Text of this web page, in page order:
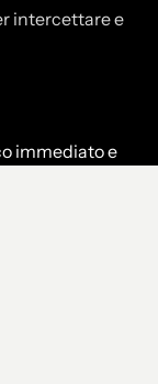
intercettare e
immediato e